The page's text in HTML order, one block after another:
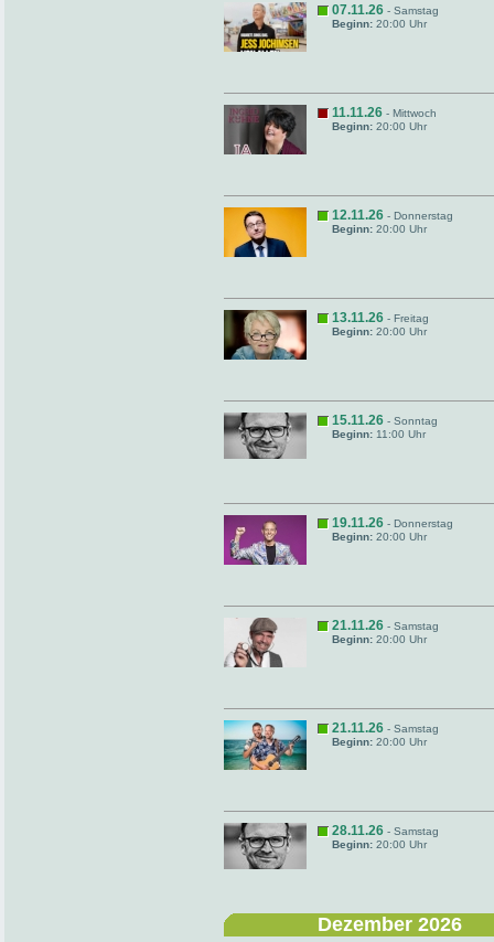
07.11.26 - Samstag
Beginn: 20:00 Uhr
11.11.26 - Mittwoch
Beginn: 20:00 Uhr
12.11.26 - Donnerstag
Beginn: 20:00 Uhr
13.11.26 - Freitag
Beginn: 20:00 Uhr
15.11.26 - Sonntag
Beginn: 11:00 Uhr
19.11.26 - Donnerstag
Beginn: 20:00 Uhr
21.11.26 - Samstag
Beginn: 20:00 Uhr
21.11.26 - Samstag
Beginn: 20:00 Uhr
28.11.26 - Samstag
Beginn: 20:00 Uhr
Dezember 2026